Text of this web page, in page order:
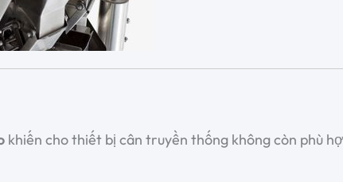
khiến cho thiết bị cân truyền thống không còn phù